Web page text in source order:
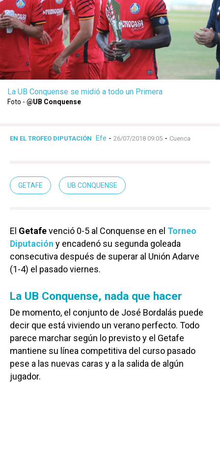
La UB Conquense se midió a todo un Primera
Foto - @UB Conquense
EN EL TROFEO DIPUTACIÓN Efe - 26/07/2018 09:05 - Cuenca
GETAFE UB CONQUENSE
El Getafevenció 0-5 al Conquense en el Torneo
Diputación y encadenó su segunda goleada
consecutiva después de superar al Unión Adarve
(1-4) el pasado viernes.
La UB Conquense, nada que hacer
De momento, el conjunto de José Bordalás puede
decir que está viviendo un verano perfecto. Todo
parece marchar según lo previsto y el Getafe
mantiene su línea competitiva del curso pasado
pese a las nuevas caras y a la salida de algún
jugador.